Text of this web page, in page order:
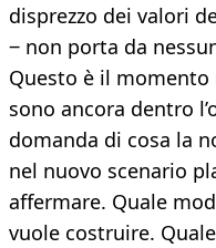
disprezzo dei valori
‒ non porta da
Questo è il
sono ancora dentro
domanda di cosa la
nel nuovo scenario
affermare. Quale
vuole costruire.